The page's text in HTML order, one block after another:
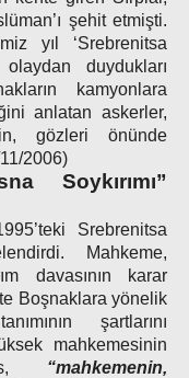
şehit etmişti.
yıl ‘Srebrenitsa
duydukları
kamyonlara
anlatan askerler,
gözleri önünde
2006)
Soykırımı”
Srebrenitsa
Mahkeme,
davasının karar
Boşnaklara yönelik
şartlarını
mahkemesinin
“mahkemenin,